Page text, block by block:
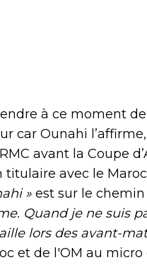
à ce moment
car Ounahi
avant la Coupe
titulaire avec le
» est sur le
Quand je ne suis
lors des avant-
et de l'OM au